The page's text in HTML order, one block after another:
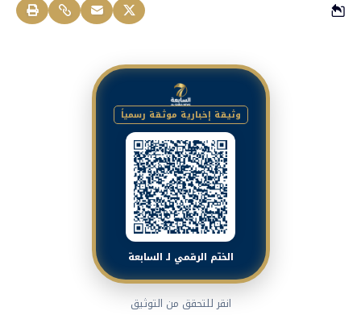
وثيقة إخبارية موثقة رسمياً
الختم الرقمي لـ السابعة
انقر للتحقق من التوثيق